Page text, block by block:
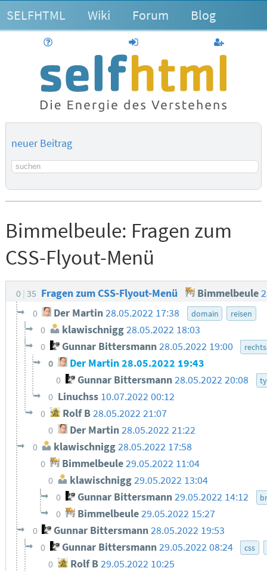
SELFHTML Wiki Forum Blog
anmelden
neuer Beitrag
Suchbegriff
Bimmelbeule: Fragen zum
CSS-Flyout-Menü
0 35 Fragen zum CSS-Flyout-Menü Bimmelbeule
0 Der Martin28.05.2022 17:38 domain reisen
0 klawischnigg 28.05.2022 18:03
0 Gunnar Bittersmann 28.05.2022 19:00
0 Der Martin28.05.2022 19:43
0 Gunnar Bittersmann28.05.2022 20:08
0 Linuchss 10.07.2022 00:12
0 Rolf B28.05.2022 21:07
0 Der Martin28.05.2022 21:22
0 klawischnigg28.05.2022 17:58
0 Bimmelbeule 29.05.2022 11:04
0 klawischnigg29.05.2022 13:04
0 Gunnar Bittersmann29.05.2022 14:12
0 Bimmelbeule29.05.2022 15:27
0 Gunnar Bittersmann28.05.2022 19:53
0 Gunnar Bittersmann 29.05.2022 08:24 css
0 Rolf B 29.05.2022 10:25